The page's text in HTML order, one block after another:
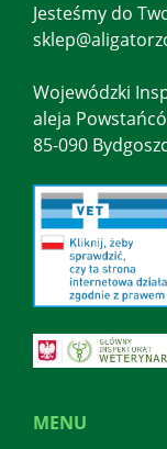
MENU
Jesteśmy do
Wojewódzki
aleja
85-090